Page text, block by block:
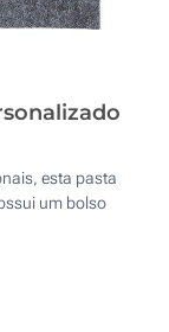
esta pasta
um bolso